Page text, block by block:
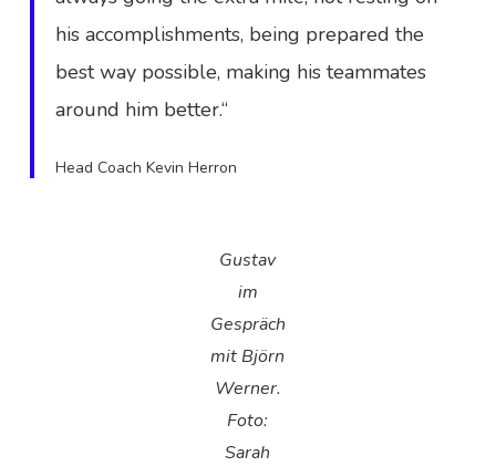
his accomplishments, being prepared the
best way possible, making his teammates
around him better.“
Head Coach Kevin Herron
Gustav
im
Gespräch
mit Björn
Werner.
Foto:
Sarah